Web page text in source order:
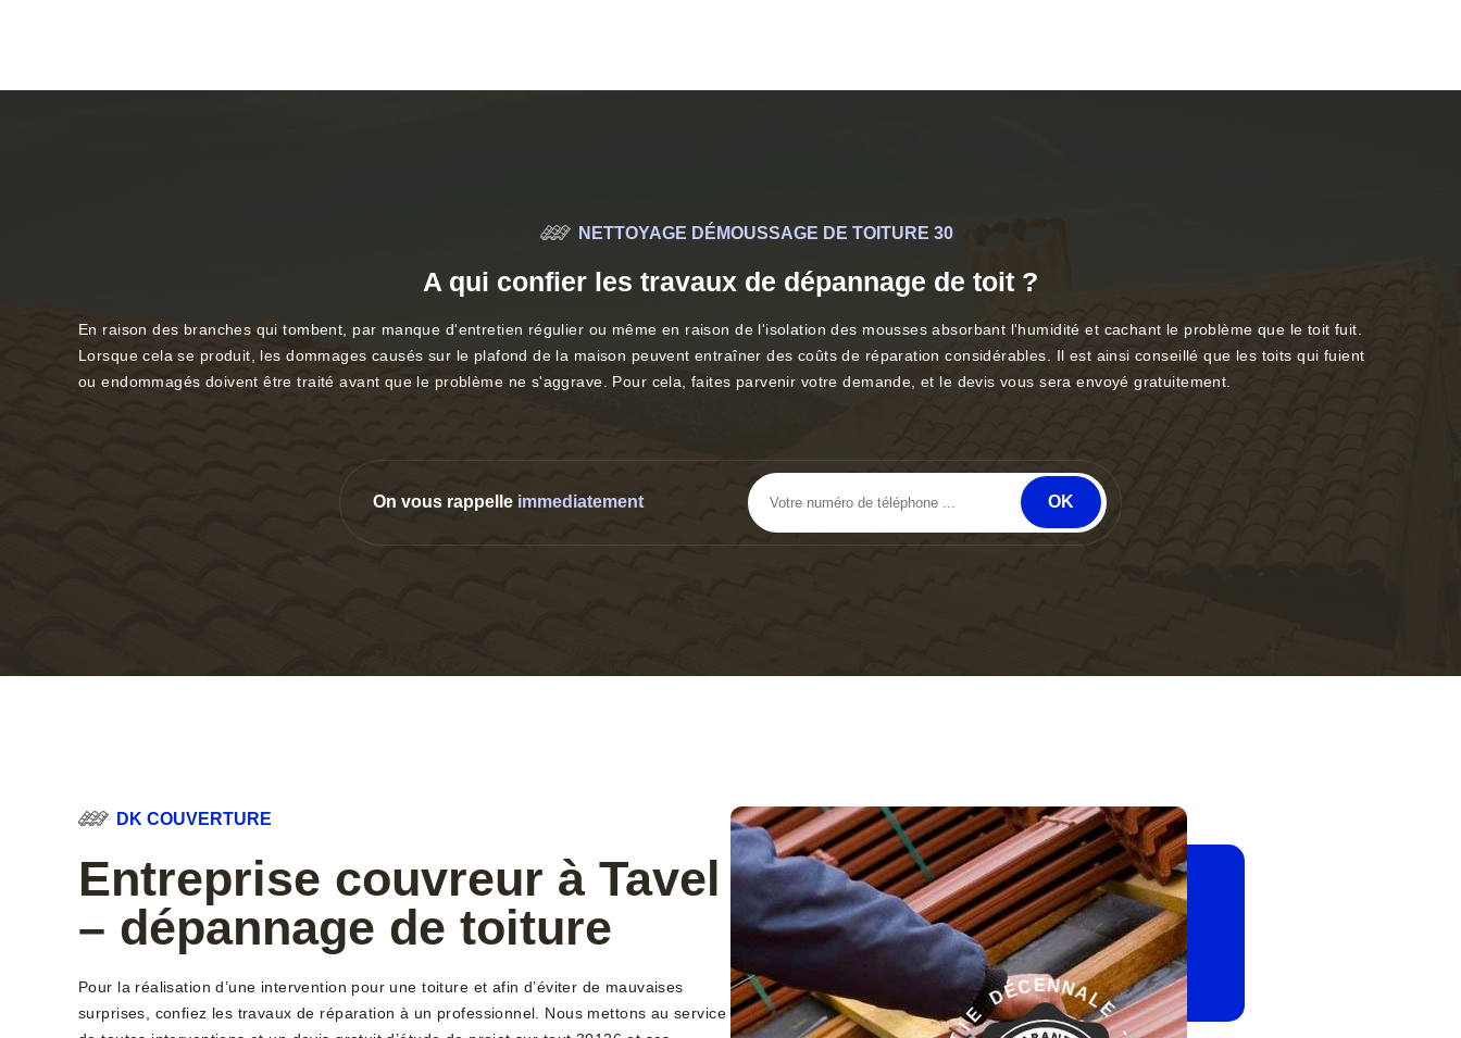
NETTOYAGE DÉMOUSSAGE DE TOITURE 30
A qui confier les travaux de dépannage de toit ?
En raison des branches qui tombent, par manque d'entretien régulier ou même en raison de l'isolation des mousses absorbant l'humidité et cachant le problème que le toit fuit.
Lorsque cela se produit, les dommages causés sur le plafond de la maison peuvent entraîner des coûts de réparation considérables. Il est ainsi conseillé que les toits qui fuient
ou endommagés doivent être traité avant que le problème ne s'aggrave. Pour cela, faites parvenir votre demande, et le devis vous sera envoyé gratuitement.
On vous rappelle immediatement
DK COUVERTURE
Entreprise couvreur à Tavel
– dépannage de toiture
Pour la réalisation d’une intervention pour une toiture et afin d’éviter de mauvaises
surprises, confiez les travaux de réparation à un professionnel. Nous mettons au service
E
NNALE - GARA
N